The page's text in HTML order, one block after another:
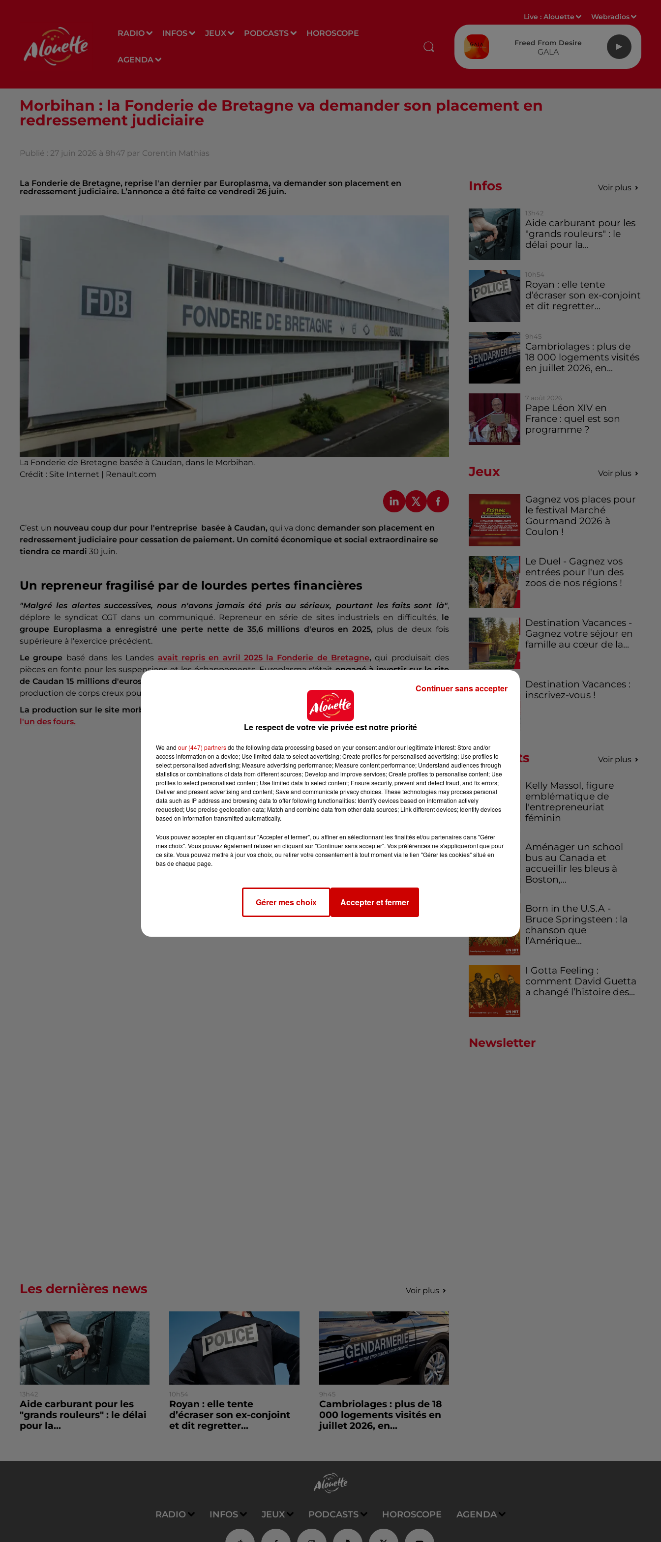
RADIO INFOS JEUX PODCASTS HOROSCOPE
AGENDA
Live :Alouette Webradios
Freed From Desire
GALA
Morbihan : la Fonderie de Bretagne va demander son placement en
redressement judiciaire
Publié : 27 juin 2026 à 8h47 par Corentin Mathias
La Fonderie de Bretagne, reprise l'an dernier par Europlasma, va demander son placement en
redressement judiciaire. L’annonce a été faite ce vendredi 26 juin.
La Fonderie de Bretagne basée à Caudan, dans le Morbihan.
Crédit : Site Internet | Renault.com
C’est un nouveau coup dur pour l'entreprise basée à Caudan, qui va donc demander son placement en
redressement judiciaire pour cessation de paiement. Un comité économique et social extraordinaire se
tiendra ce mardi 30 juin.
Un repreneur fragilisé par de lourdes pertes financières
"Malgré les alertes successives, nous n'avons jamais été pris au sérieux, pourtant les faits sont là",
déplore le syndicat CGT dans un communiqué. Repreneur en série de sites industriels en difficultés, le
groupe Europlasma a enregistré une perte nette de 35,6 millions d'euros en 2025, plus de deux fois
supérieure à l'exercice précédent.
Le groupe basé dans les Landes avait repris en avril 2025 la Fonderie de Bretagne, qui produisait des
pièces en fonte pour les suspensions et les échappements. Europlasma s'étaitengagé à investir sur le site
de Caudan 15 millions d'euros sur trois ans
production de corps creux pour la fabrication d'obus de mortier.
La production sur le site morbihannais n'a jamais repris
grave incendie survenu en janvier sur
l'un des fours.
Infos Voir plus
13h42
Aide carburant pour les
"grands rouleurs" : le
délai pour la...
10h54
Royan : elle tente
d’écraser son ex-conjoint
et dit regretter...
9h45
Cambriolages : plus de
18 000 logements visités
en juillet 2026, en...
7 août 2026
Pape Léon XIV en
France : quel est son
programme ?
Jeux Voir plus
Gagnez vos places pour
le festival Marché
Gourmand 2026 à
Coulon !
Le Duel - Gagnez vos
entrées pour l'un des
zoos de nos régions !
Destination Vacances -
Gagnez votre séjour en
famille au cœur de la...
Destination Vacances :
inscrivez-vous !
Podcasts Voir plus
Kelly Massol, figure
emblématique de
l'entrepreneuriat
féminin
Aménager un school
bus au Canada et
accueillir les bleus à
Boston,...
Born in the U.S.A -
Bruce Springsteen : la
chanson que
l’Amérique...
I Gotta Feeling :
comment David Guetta
a changé l’histoire des...
Newsletter
Les dernières news Voir plus
13h42
Aide carburant pour les
"grands rouleurs" : le délai
pour la...
10h54
Royan : elle tente
d’écraser son ex-conjoint
et dit regretter...
9h45
Cambriolages : plus de 18
000 logements visités en
juillet 2026, en...
RADIO INFOS JEUX PODCASTS HOROSCOPE AGENDA
Le respect de votre vie privée est notre priorité
We and our (447) partnersdo the following data processing based on your consent and/or our legitimate interest: Store and/or
access information on a device; Use limited data to select advertising; Create profiles for personalised advertising; Use profiles to
select personalised advertising; Measure advertising performance; Measure content performance; Understand audiences through
statistics or combinations of data from different sources; Develop and improve services; Create profiles to personalise content; Use
profiles to select personalised content; Use limited data to select content; Ensure security, prevent and detect fraud, and fix errors;
Deliver and present advertising and content; Save and communicate privacy choices. These technologies may process personal
data such as IP address and browsing data to offer following functionalities: Identify devices based on information actively
requested; Use precise geolocation data; Match and combine data from other data sources; Link different devices; Identify devices
based on information transmitted automatically.
Vous pouvez accepter en cliquant sur "Accepter et fermer", ou affiner en sélectionnant les finalités et/ou partenaires dans "Gérer
mes choix". Vous pouvez également refuser en cliquant sur "Continuer sans accepter". Vos préférences ne s'appliqueront que pour
ce site. Vous pouvez mettre à jour vos choix, ou retirer votre consentement à tout moment via le lien "Gérer les cookies" situé en
bas de chaque page.
Gérer mes choix Accepter et fermer
Continuer sans accepter